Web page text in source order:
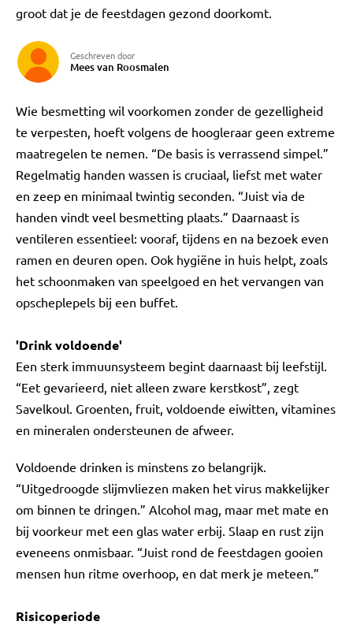
groot dat je de feestdagen gezond doorkomt.
Geschreven door
Mees van Roosmalen
Wie besmetting wil voorkomen zonder de gezelligheid
te verpesten, hoeft volgens de hoogleraar geen extreme
maatregelen te nemen. “De basis is verrassend simpel.”
Regelmatig handen wassen is cruciaal, liefst met water
en zeep en minimaal twintig seconden. “Juist via de
handen vindt veel besmetting plaats.” Daarnaast is
ventileren essentieel: vooraf, tijdens en na bezoek even
ramen en deuren open. Ook hygiëne in huis helpt, zoals
het schoonmaken van speelgoed en het vervangen van
opscheplepels bij een buffet.
'Drink voldoende'
Een sterk immuunsysteem begint daarnaast bij leefstijl.
“Eet gevarieerd, niet alleen zware kerstkost”, zegt
Savelkoul. Groenten, fruit, voldoende eiwitten, vitamines
en mineralen ondersteunen de afweer.
Voldoende drinken is minstens zo belangrijk.
“Uitgedroogde slijmvliezen maken het virus makkelijker
om binnen te dringen.” Alcohol mag, maar met mate en
bij voorkeur met een glas water erbij. Slaap en rust zijn
eveneens onmisbaar. “Juist rond de feestdagen gooien
mensen hun ritme overhoop, en dat merk je meteen.”
Risicoperiode